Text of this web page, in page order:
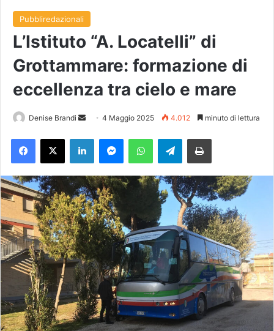
Pubbliredazionali
L’Istituto “A. Locatelli” di
Grottammare: formazione di
eccellenza tra cielo e mare
Denise Brandi
i
a
u
n
'
e
m
a
i
4 Maggio 2025 4.012 minuto di lettura
Telegram